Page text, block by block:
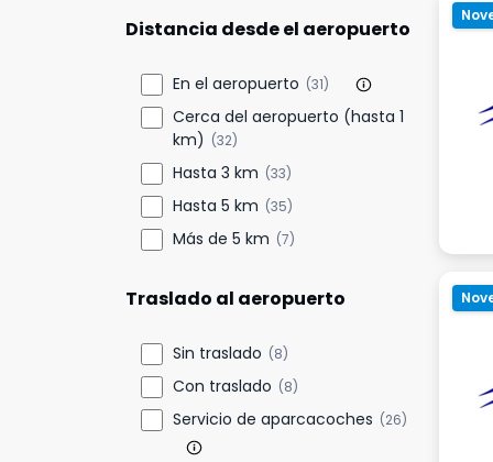
Distancia desde el aeropuerto
En el aeropuerto (31)
Cerca del aeropuerto (hasta 1
km) (32)
Hasta 3 km (33)
Hasta 5 km (35)
Más de 5 km (7)
Traslado al aeropuerto
Sin traslado (8)
Con traslado (8)
Servicio de aparcacoches (26)